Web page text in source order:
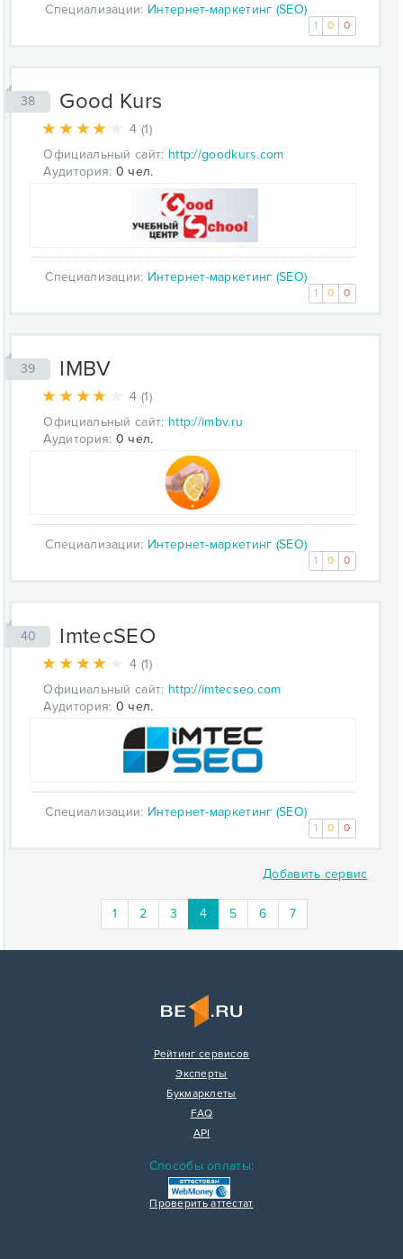
Специализации: Интернет-маркетинг (SEO)
1 0 0
38 Good Kurs
4 (1)
Официальный сайт: http://goodkurs.com
Аудитория: 0 чел.
Специализации: Интернет-маркетинг (SEO)
1 0 0
39 IMBV
4 (1)
Официальный сайт: http://imbv.ru
Аудитория: 0 чел.
Специализации: Интернет-маркетинг (SEO)
1 0 0
40 ImtecSEO
4 (1)
Официальный сайт: http://imtecseo.com
Аудитория: 0 чел.
Специализации: Интернет-маркетинг (SEO)
1 0 0
Добавить сервис
1 2 3 4(current)
5 6 7
Рейтинг сервисов
Эксперты
Букмарклеты
FAQ
API
Способы оплаты:
Проверить аттестат